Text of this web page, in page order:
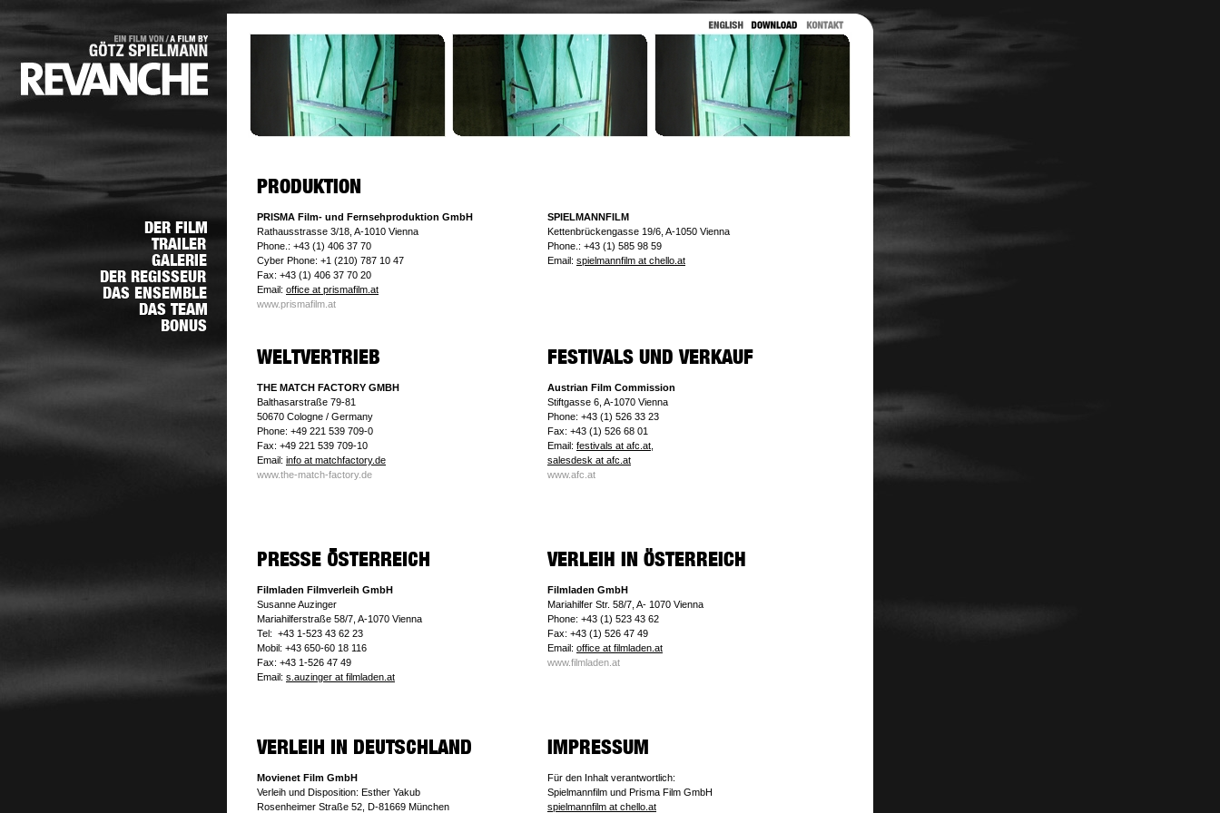
PRISMA Film- und Fernsehproduktion GmbH
Rathausstrasse 3/18, A-1010 Vienna
Phone.: +43 (1) 406 37 70
Cyber Phone: +1 (210) 787 10 47
Fax: +43 (1) 406 37 70 20
Email: office at prismafilm.at
www.prismafilm.at
SPIELMANNFILM
Kettenbrückengasse 19/6, A-1050 Vienna
Phone.: +43 (1) 585 98 59
Email: spielmannfilm at chello.at
THE MATCH FACTORY GMBH
Balthasarstraße 79-81
50670 Cologne / Germany
Phone: +49 221 539 709-0
Fax: +49 221 539 709-10
Email: info at matchfactory.de
www.the-match-factory.de
Austrian Film Commission
Stiftgasse 6, A-1070 Vienna
Phone: +43 (1) 526 33 23
Fax: +43 (1) 526 68 01
Email: festivals at afc.at,
salesdesk at afc.at
www.afc.at
Filmladen Filmverleih GmbH
Susanne Auzinger
Mariahilferstraße 58/7, A-1070 Vienna
Tel: +43 1-523 43 62 23
Mobil: +43 650-60 18 116
Fax: +43 1-526 47 49
Email: s.auzinger at filmladen.at
Filmladen GmbH
Mariahilfer Str. 58/7, A- 1070 Vienna
Phone: +43 (1) 523 43 62
Fax: +43 (1) 526 47 49
Email: office at filmladen.at
www.filmladen.at
Movienet Film GmbH
Verleih und Disposition: Esther Yakub
Rosenheimer Straße 52, D-81669 München
Für den Inhalt verantwortlich:
Spielmannfilm und Prisma Film GmbH
spielmannfilm at chello.at